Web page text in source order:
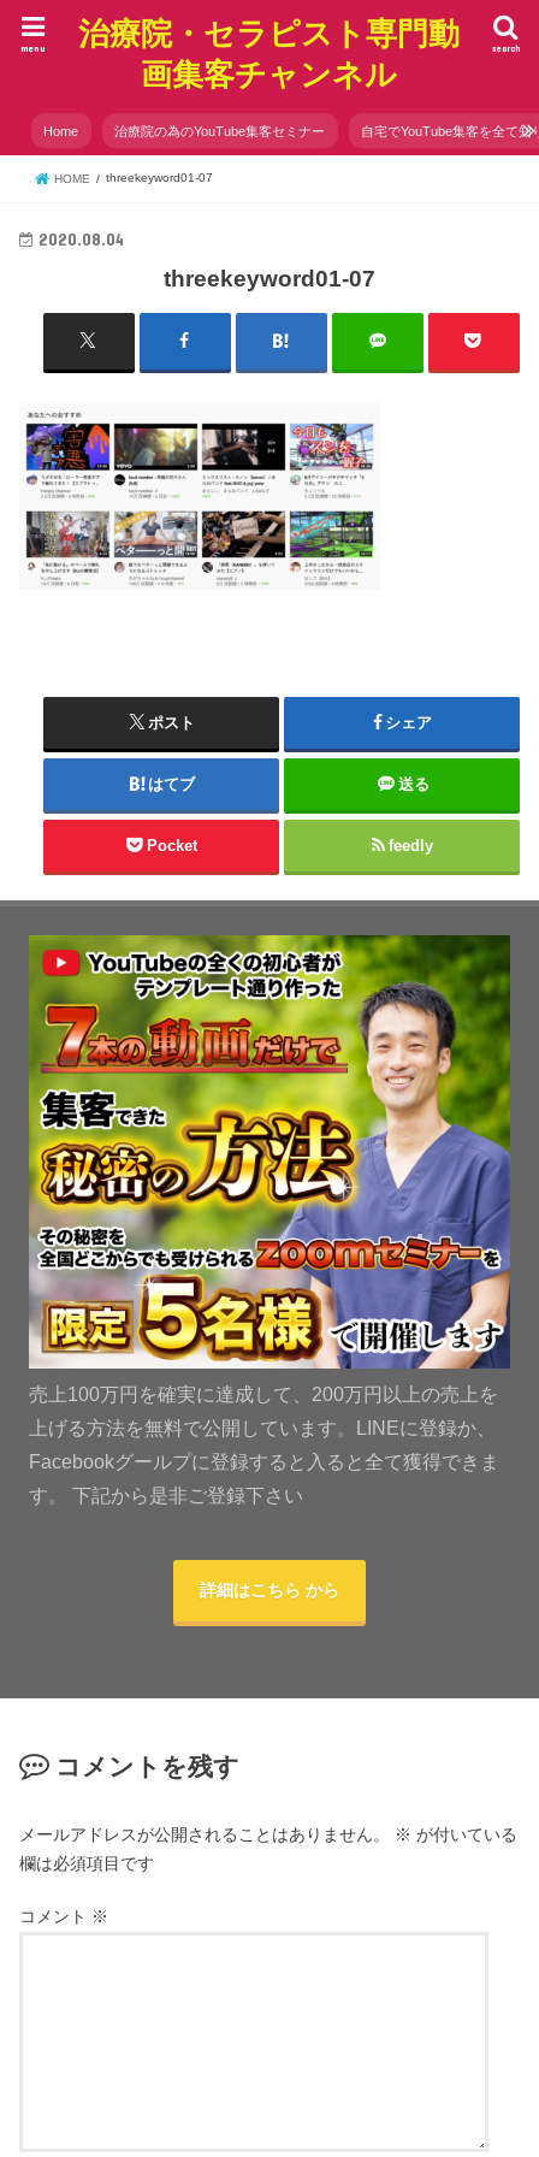
治療院・セラピスト専門動
画集客チャンネル
search
menu
Home 治療院の為のYouTube集客セミナー 自宅でYouTube集客を全て知
HOME threekeyword01-07
2020.08.04
threekeyword01-07
ポスト シェア
はてブ 送る
Pocket feedly
売上100万円を確実に達成して、200万円以上の売上を
上げる方法を無料で公開しています。LINEに登録か、
Facebookグールプに登録すると入ると全て獲得できま
す。 下記から是非ご登録下さい
詳細はこちら から
コメントを残す
メールアドレスが公開されることはありません。 ※ が付いている
欄は必須項目です
コメント ※